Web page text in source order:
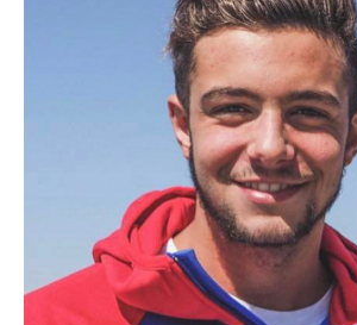
Club 2024 - Fan zone
SERVICES & OUTILS
Prêt de matériel
Boite à outils
Mon club près de chez moi
Responsabilité Sociétale
Calcul coût de l'emploi